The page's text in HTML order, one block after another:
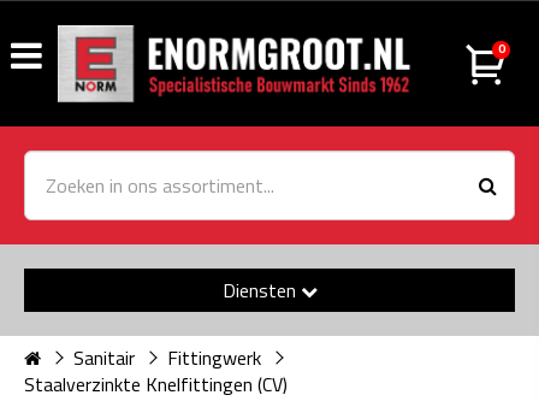
0
Diensten
Sanitair
Fittingwerk
Staalverzinkte Knelfittingen (CV)